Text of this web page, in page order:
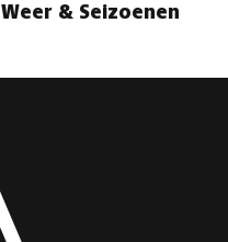
Weer & Seizoenen